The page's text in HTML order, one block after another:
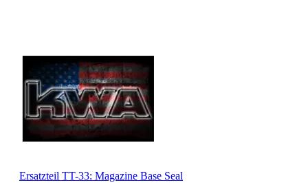
Ersatzteil TT-33: Magazine Base Seal